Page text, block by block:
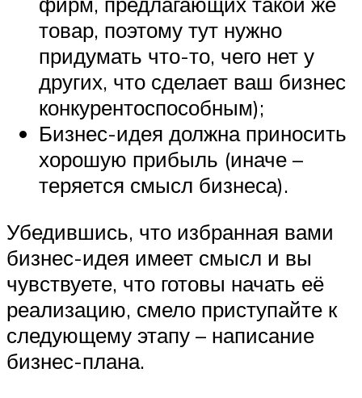
товар, поэтому тут нужно
придумать что-то, чего нет у
других, что сделает ваш бизнес
конкурентоспособным);
Бизнес-идея должна приносить
хорошую прибыль (иначе –
теряется смысл бизнеса).
Убедившись, что избранная вами
бизнес-идея имеет смысл и вы
чувствуете, что готовы начать её
реализацию, смело приступайте к
следующему этапу – написание
бизнес-плана.